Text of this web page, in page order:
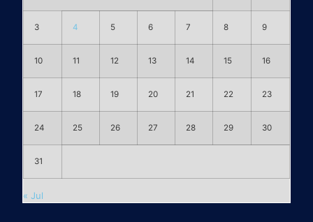
3 4 5 6 7 8 9
10 11 12 13 14 15 16
17 18 19 20 21 22 23
24 25 26 27 28 29 30
31
« Jul